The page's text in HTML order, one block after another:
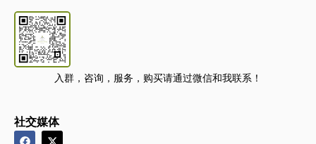
入群，咨询，服务，购买请通过微信和我联系！
社交媒体